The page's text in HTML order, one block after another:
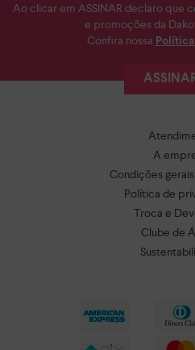
Ao clicar em ASSINAR declaro que
e promoções da
Confira nossa
A
Condições
Política de
Troca e
Clube de